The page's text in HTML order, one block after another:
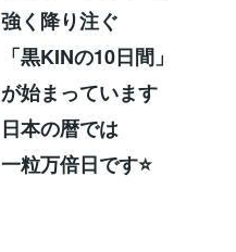
強く降り注ぐ
「黒KINの10日間」
が始まっています
日本の暦では
一粒万倍日です⭐